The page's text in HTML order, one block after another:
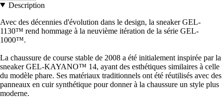
Description
Avec des décennies d'évolution dans le design, la sneaker GEL-
1130™ rend hommage à la neuvième itération de la série GEL-
1000™.
La chaussure de course stable de 2008 a été initialement inspirée par la
sneaker GEL-KAYANO™ 14, ayant des esthétiques similaires à celle
du modèle phare. Ses matériaux traditionnels ont été réutilisés avec des
panneaux en cuir synthétique pour donner à la chaussure un style plus
moderne.